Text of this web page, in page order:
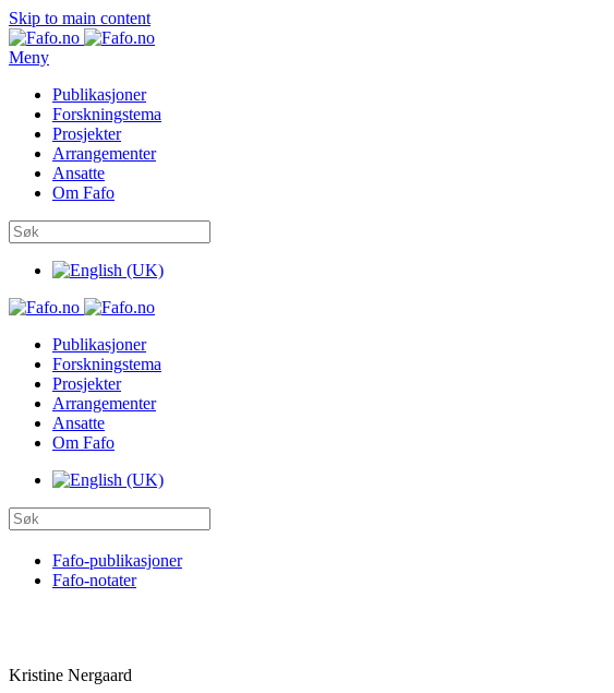
Skip to main content
Meny
Publikasjoner
Forskningstema
Prosjekter
Arrangementer
Ansatte
Om Fafo
Publikasjoner
Forskningstema
Prosjekter
Arrangementer
Ansatte
Om Fafo
Fafo-publikasjoner
Fafo-notater
Kristine Nergaard